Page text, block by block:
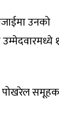
उनको
पोखरेल